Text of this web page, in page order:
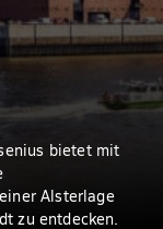
bietet mit
Alsterlage
zu entdecken.